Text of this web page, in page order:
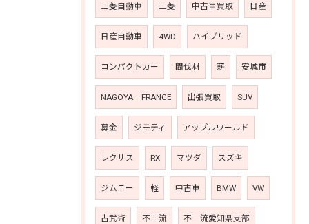
三菱自動車 三菱 中古車買取 日産
日産自動車 4WD ハイブリッド
コンパクトカー 間伐材 薪 安城市
NAGOYA FRANCE 出張買取 SUV
募金 ジモティ アップルワールド
レクサス RX マツダ スズキ
ジムニー 軽 中古車 BMW VW
古武術 不二流 不二流愛知県支部